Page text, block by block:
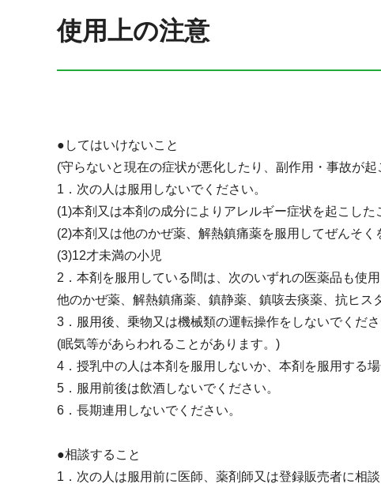
使用上の注意
●してはいけないこと
(守らないと現在の症状が悪化したり、副作用・事故が
1．次の人は服用しないでください。
(1)本剤又は本剤の成分によりアレルギー症状を起こした
(2)本剤又は他のかぜ薬、解熱鎮痛薬を服用してぜんそく
(3)12才未満の小児
2．本剤を服用している間は、次のいずれの医薬品も使用
他のかぜ薬、解熱鎮痛薬、鎮静薬、鎮咳去痰薬、抗ヒ
3．服用後、乗物又は機械類の運転操作をしないでくださ
(眠気等があらわれることがあります。)
4．授乳中の人は本剤を服用しないか、本剤を服用する
5．服用前後は飲酒しないでください。
6．長期連用しないでください。
●相談すること
1．次の人は服用前に医師、薬剤師又は登録販売者に相談